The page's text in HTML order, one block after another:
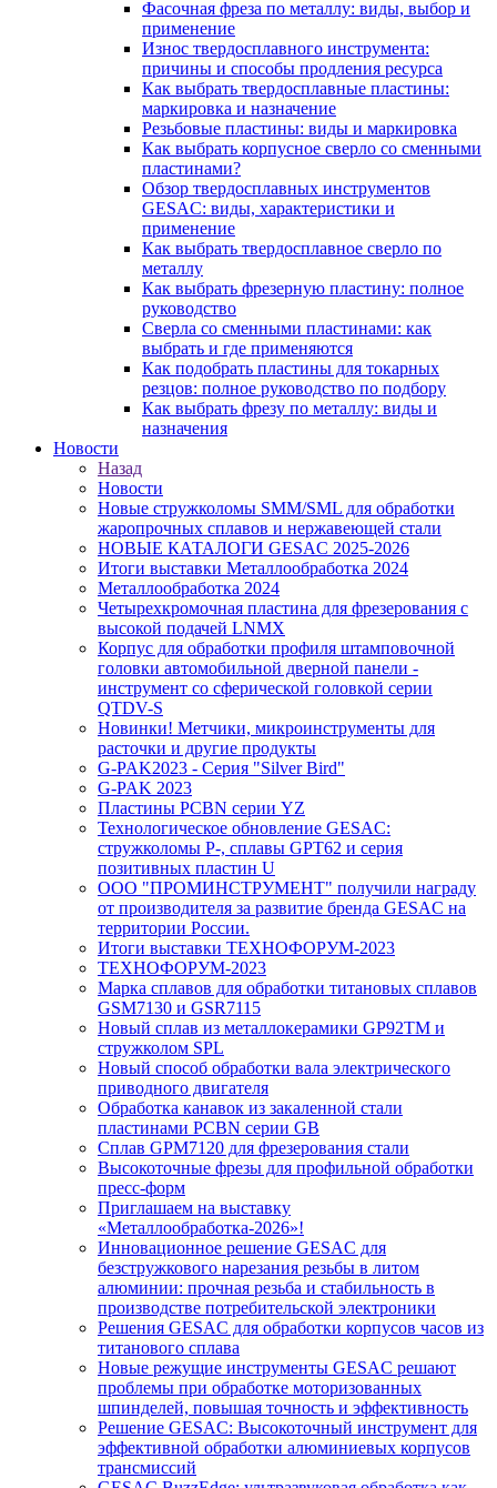
Фасочная фреза по металлу: виды, выбор и
применение
Износ твердосплавного инструмента:
причины и способы продления ресурса
Как выбрать твердосплавные пластины:
маркировка и назначение
Резьбовые пластины: виды и маркировка
Как выбрать корпусное сверло со сменными
пластинами?
Обзор твердосплавных инструментов
GESAC: виды, характеристики и
применение
Как выбрать твердосплавное сверло по
металлу
Как выбрать фрезерную пластину: полное
руководство
Сверла со сменными пластинами: как
выбрать и где применяются
Как подобрать пластины для токарных
резцов: полное руководство по подбору
Как выбрать фрезу по металлу: виды и
назначения
Новости
Назад
Новости
Новые стружколомы SMM/SML для обработки
жаропрочных сплавов и нержавеющей стали
НОВЫЕ КАТАЛОГИ GESAC 2025-2026
Итоги выставки Металлообработка 2024
Металлообработка 2024
Четырехкромочная пластина для фрезерования с
высокой подачей LNMX
Корпус для обработки профиля штамповочной
головки автомобильной дверной панели -
инструмент со сферической головкой серии
QTDV-S
Новинки! Метчики, микроинструменты для
расточки и другие продукты
G-PAK2023 - Серия "Silver Bird"
G-PAK 2023
Пластины PCBN серии YZ
Технологическое обновление GESAC:
стружколомы P-, сплавы GPT62 и серия
позитивных пластин U
ООО "ПРОМИНСТРУМЕНТ" получили награду
от производителя за развитие бренда GESAC на
территории России.
Итоги выставки ТЕХНОФОРУМ-2023
ТЕХНОФОРУМ-2023
Марка сплавов для обработки титановых сплавов
GSM7130 и GSR7115
Новый сплав из металлокерамики GP92TM и
стружколом SPL
Новый способ обработки вала электрического
приводного двигателя
Обработка канавок из закаленной стали
пластинами PCBN серии GB
Сплав GPM7120 для фрезерования стали
Высокоточные фрезы для профильной обработки
пресс-форм
Приглашаем на выставку
«Металлообработка-2026»!
Инновационное решение GESAC для
безстружкового нарезания резьбы в литом
алюминии: прочная резьба и стабильность в
производстве потребительской электроники
Решения GESAC для обработки корпусов часов из
титанового сплава
Новые режущие инструменты GESAC решают
проблемы при обработке моторизованных
шпинделей, повышая точность и эффективность
Решение GESAC: Высокоточный инструмент для
эффективной обработки алюминиевых корпусов
трансмиссий